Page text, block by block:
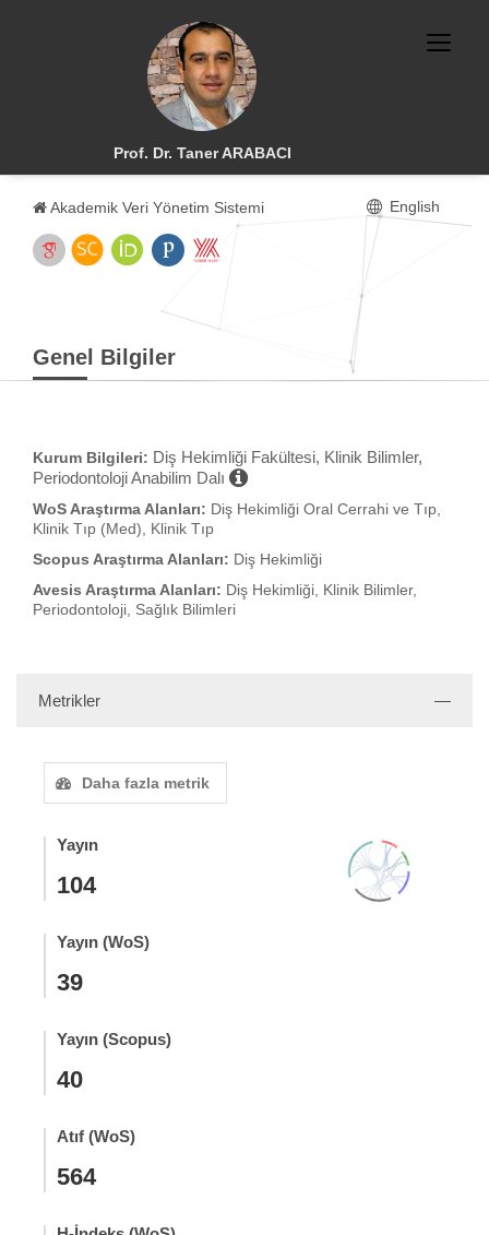
Prof. Dr. Taner ARABACI
Akademik Veri Yönetim Sistemi English
Genel Bilgiler
Kurum Bilgileri: Diş Hekimliği Fakültesi, Klinik Bilimler,
Periodontoloji Anabilim Dalı
WoS Araştırma Alanları: Diş Hekimliği Oral Cerrahi ve Tıp,
Klinik Tıp (Med), Klinik Tıp
Scopus Araştırma Alanları: Diş Hekimliği
Avesis Araştırma Alanları: Diş Hekimliği, Klinik Bilimler,
Periodontoloji, Sağlık Bilimleri
Metrikler
Daha fazla metrik
Yayın
104
Yayın (WoS)
39
Yayın (Scopus)
40
Atıf (WoS)
564